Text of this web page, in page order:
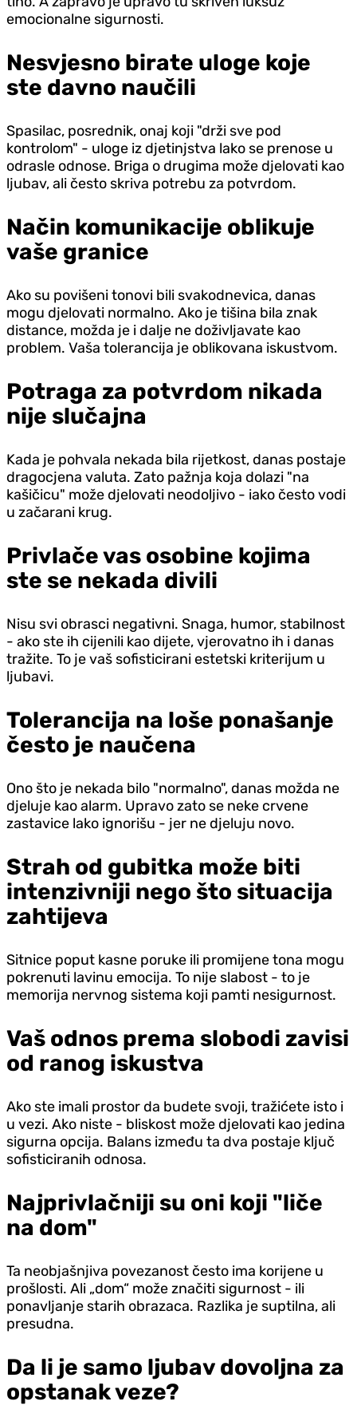
emocionalne sigurnosti.
Nesvjesno birate uloge koje
ste davno naučili
Spasilac, posrednik, onaj koji "drži sve pod
kontrolom" - uloge iz d‌jetinjstva lako se prenose u
odrasle odnose. Briga o drugima može d‌jelovati kao
ljubav, ali često skriva potrebu za potvrdom.
Način komunikacije oblikuje
vaše granice
Ako su povišeni tonovi bili svakodnevica, danas
mogu d‌jelovati normalno. Ako je tišina bila znak
distance, možda je i dalje ne doživljavate kao
problem. Vaša tolerancija je oblikovana iskustvom.
Potraga za potvrdom nikada
nije slučajna
Kada je pohvala nekada bila rijetkost, danas postaje
dragocjena valuta. Zato pažnja koja dolazi "na
kašičicu" može d‌jelovati neodoljivo - iako često vodi
u začarani krug.
Privlače vas osobine kojima
ste se nekada divili
Nisu svi obrasci negativni. Snaga, humor, stabilnost
- ako ste ih cijenili kao dijete, vjerovatno ih i danas
tražite. To je vaš sofisticirani estetski kriterijum u
ljubavi.
Tolerancija na loše ponašanje
često je naučena
Ono što je nekada bilo "normalno", danas možda ne
d‌jeluje kao alarm. Upravo zato se neke crvene
zastavice lako ignorišu - jer ne d‌jeluju novo.
Strah od gubitka može biti
intenzivniji nego što situacija
zahtijeva
Sitnice poput kasne poruke ili promijene tona mogu
pokrenuti lavinu emocija. To nije slabost - to je
memorija nervnog sistema koji pamti nesigurnost.
Vaš odnos prema slobodi zavisi
od ranog iskustva
Ako ste imali prostor da budete svoji, tražićete isto i
u vezi. Ako niste - bliskost može d‌jelovati kao jedina
sigurna opcija. Balans između ta dva postaje ključ
sofisticiranih odnosa.
Najprivlačniji su oni koji "liče
na dom"
Ta neobjašnjiva povezanost često ima korijene u
prošlosti. Ali „dom“ može značiti sigurnost - ili
ponavljanje starih obrazaca. Razlika je suptilna, ali
presudna.
Da li je samo ljubav dovoljna za
opstanak veze?